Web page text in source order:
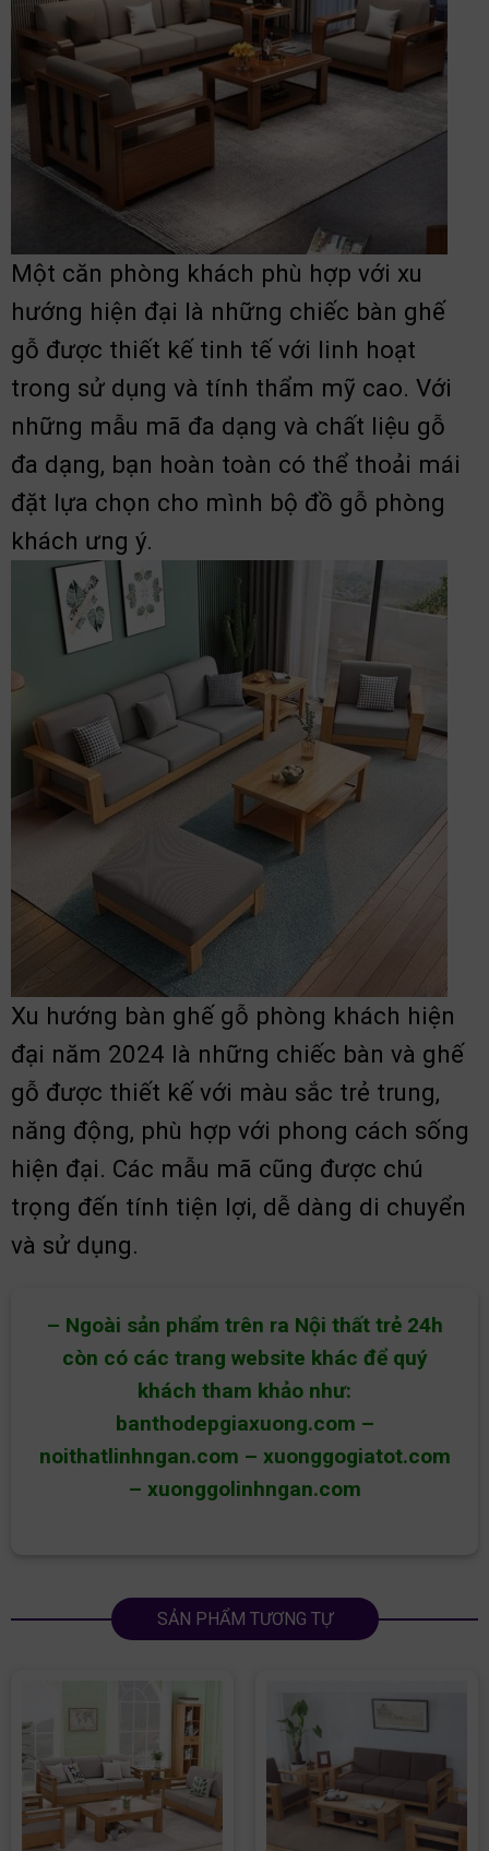
Một căn phòng khách phù hợp với xu
hướng hiện đại là những chiếc bàn ghế
gỗ được thiết kế tinh tế với linh hoạt
trong sử dụng và tính thẩm mỹ cao. Với
những mẫu mã đa dạng và chất liệu gỗ
đa dạng, bạn hoàn toàn có thể thoải mái
đặt lựa chọn cho mình bộ đồ gỗ phòng
khách ưng ý.
Xu hướng bàn ghế gỗ phòng khách hiện
đại năm 2024 là những chiếc bàn và ghế
gỗ được thiết kế với màu sắc trẻ trung,
năng động, phù hợp với phong cách sống
hiện đại. Các mẫu mã cũng được chú
trọng đến tính tiện lợi, dễ dàng di chuyển
và sử dụng.
– Ngoài sản phẩm trên ra Nội thất trẻ 24h
còn có các trang website khác để quý
khách tham khảo như:
banthodepgiaxuong.com –
noithatlinhngan.com – xuonggogiatot.com
– xuonggolinhngan.com
SẢN PHẨM TƯƠNG TỰ